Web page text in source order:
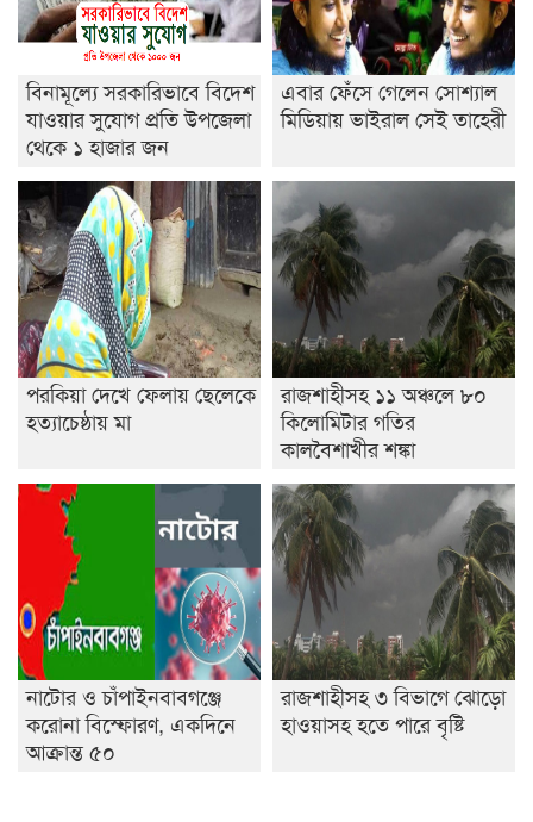
বিনামূল্যে সরকারিভাবে বিদেশ
যাওয়ার সুযোগ প্রতি উপজেলা
থেকে ১ হাজার জন
এবার ফেঁসে গেলেন সোশ্যাল
মিডিয়ায় ভাইরাল সেই তাহেরী
পরকিয়া দেখে ফেলায় ছেলেকে
হত্যাচেষ্ঠায় মা
রাজশাহীসহ ১১ অঞ্চলে ৮০
কিলোমিটার গতির
কালবৈশাখীর শঙ্কা
নাটোর ও চাঁপাইনবাবগঞ্জে
করোনা বিস্ফোরণ, একদিনে
আক্রান্ত ৫০
রাজশাহীসহ ৩ বিভাগে ঝোড়ো
হাওয়াসহ হতে পারে বৃষ্টি